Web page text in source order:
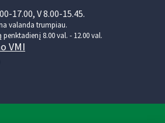
17.00, V 8.00-15.45.
valanda trumpiau.
8.00 val. - 12.00 val.
VMI